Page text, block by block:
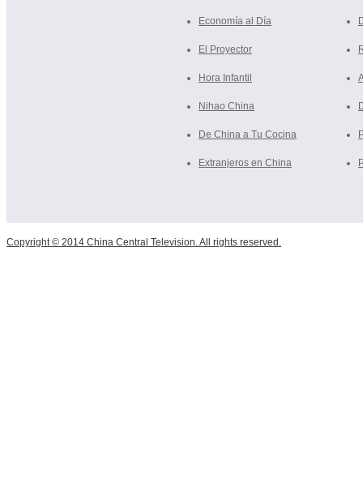
Economía al Día
El Proyector
Hora Infantil
Nihao China
De China a Tu Cocina
Extranjeros en China
Copyright © 2014 China Central Television. All rights reserved.